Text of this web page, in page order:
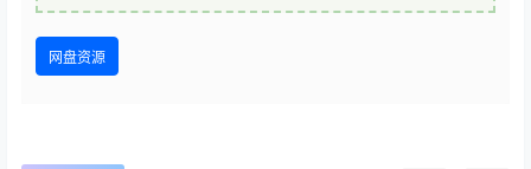
网盘资源